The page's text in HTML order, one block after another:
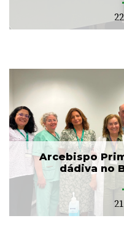
Arcebispo
dádiva no